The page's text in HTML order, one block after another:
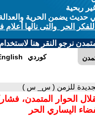
ربحية
يضمن الحرية والعدالة
الحر والتى نالها أعلام
نرجو النقر هنا
كوردي
للزمن ( س_ س )
الحوار المتمدن،
اليساري الحر